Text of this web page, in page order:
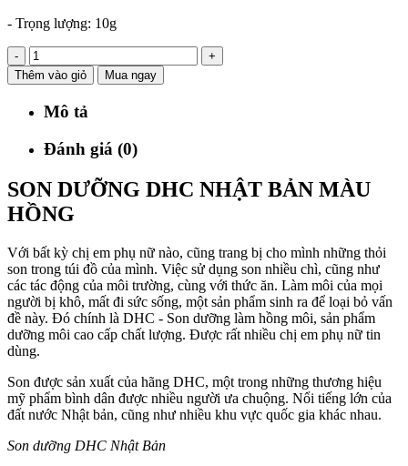
- Trọng lượng: 10g
-
+
Thêm vào giỏ
Mua ngay
Mô tả
Đánh giá (0)
SON DƯỠNG DHC NHẬT BẢN MÀU
HỒNG
Với bất kỳ chị em phụ nữ nào, cũng trang bị cho mình những thỏi
son trong túi đồ của mình. Việc sử dụng son nhiều chì, cũng như
các tác động của môi trường, cùng với thức ăn. Làm môi của mọi
người bị khô, mất đi sức sống, một sản phẩm sinh ra để loại bỏ vấn
đề này. Đó chính là DHC - Son dưỡng làm hồng môi, sản phẩm
dưỡng môi cao cấp chất lượng. Được rất nhiều chị em phụ nữ tin
dùng.
Son được sản xuất của hãng DHC, một trong những thương hiệu
mỹ phẩm bình dân được nhiều người ưa chuộng. Nổi tiếng lớn của
đất nước Nhật bản, cũng như nhiều khu vực quốc gia khác nhau.
Son dưỡng DHC Nhật Bản